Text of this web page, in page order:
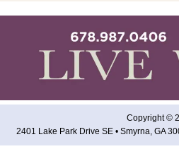
Copyright ©
2401 Lake Park Drive SE • Smyrna, GA